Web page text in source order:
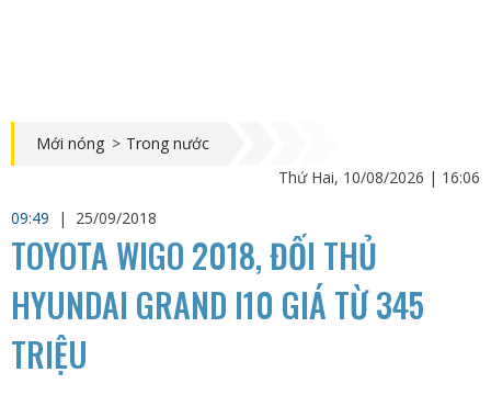
Mới nóng > Trong nước
Thứ Hai, 10/08/2026 | 16:06
09:49
| 25/09/2018
TOYOTA WIGO 2018, ĐỐI THỦ
HYUNDAI GRAND I10 GIÁ TỪ 345
TRIỆU